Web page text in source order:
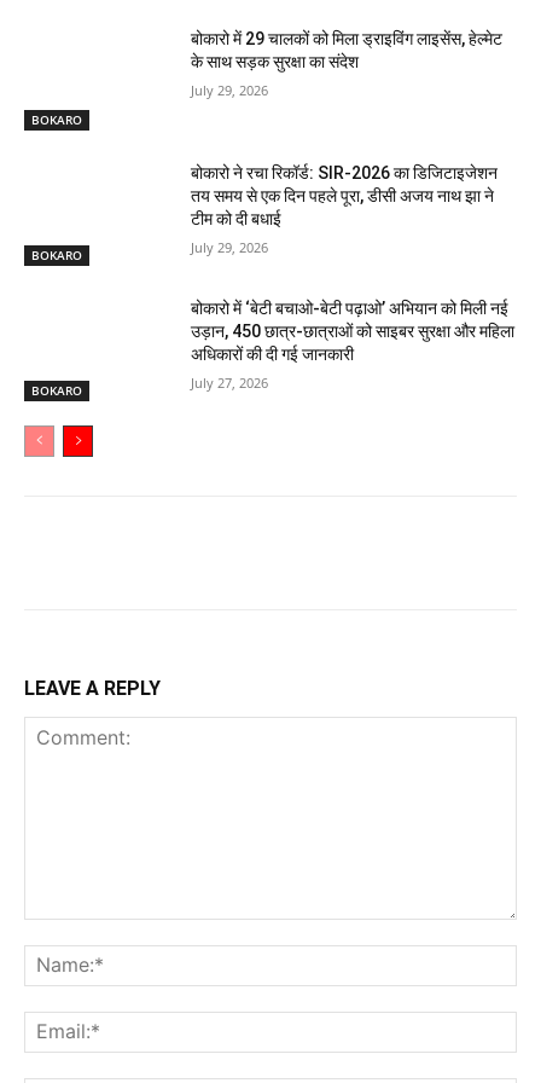
BOKARO
बोकारो में 29 चालकों को मिला ड्राइविंग लाइसेंस, हेल्मेट
के साथ सड़क सुरक्षा का संदेश
July 29, 2026
BOKARO
बोकारो ने रचा रिकॉर्ड: SIR-2026 का डिजिटाइजेशन
तय समय से एक दिन पहले पूरा, डीसी अजय नाथ झा ने
टीम को दी बधाई
July 29, 2026
BOKARO
बोकारो में ‘बेटी बचाओ-बेटी पढ़ाओ’ अभियान को मिली नई
उड़ान, 450 छात्र-छात्राओं को साइबर सुरक्षा और महिला
अधिकारों की दी गई जानकारी
July 27, 2026
LEAVE A REPLY